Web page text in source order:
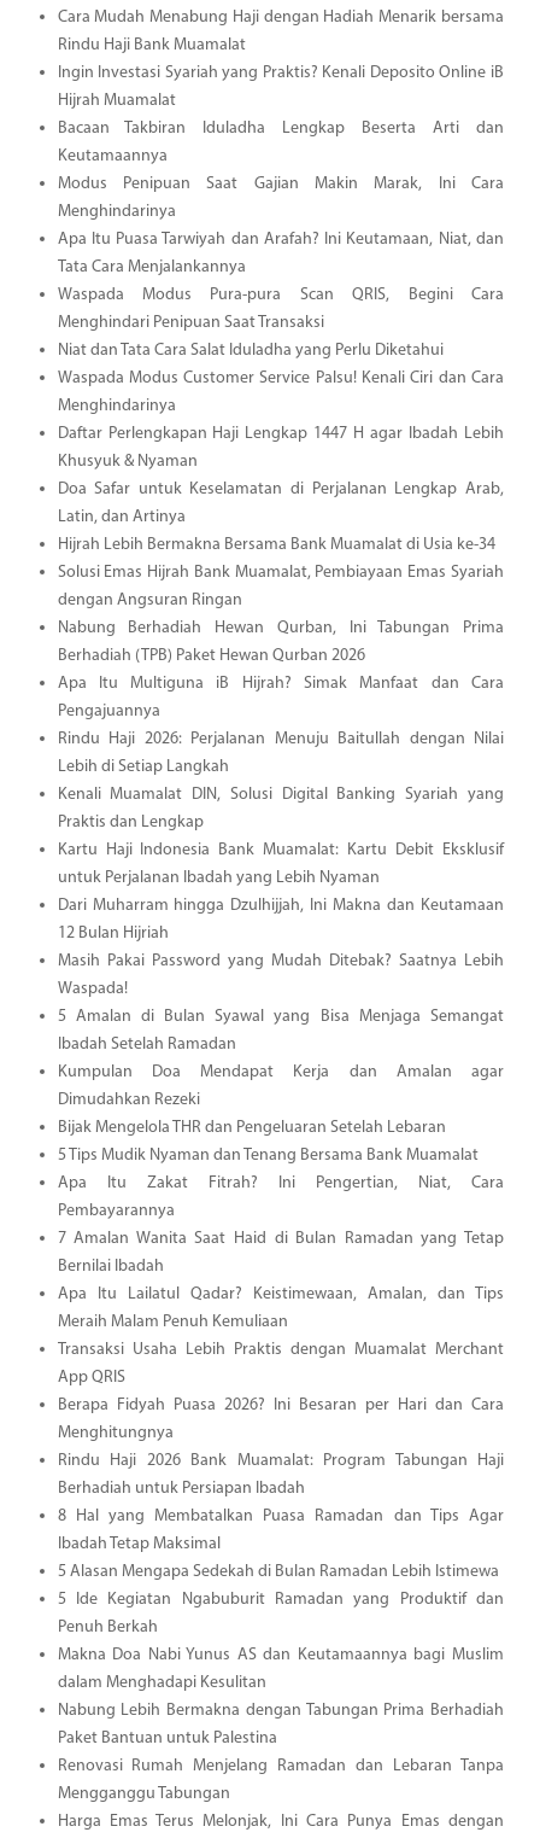
Cara Mudah Menabung Haji dengan Hadiah Menarik bersama
Rindu Haji Bank Muamalat
Ingin Investasi Syariah yang Praktis? Kenali Deposito Online iB
Hijrah Muamalat
Bacaan Takbiran Iduladha Lengkap Beserta Arti dan
Keutamaannya
Modus Penipuan Saat Gajian Makin Marak, Ini Cara
Menghindarinya
Apa Itu Puasa Tarwiyah dan Arafah? Ini Keutamaan, Niat, dan
Tata Cara Menjalankannya
Waspada Modus Pura-pura Scan QRIS, Begini Cara
Menghindari Penipuan Saat Transaksi
Niat dan Tata Cara Salat Iduladha yang Perlu Diketahui
Waspada Modus Customer Service Palsu! Kenali Ciri dan Cara
Menghindarinya
Daftar Perlengkapan Haji Lengkap 1447 H agar Ibadah Lebih
Khusyuk & Nyaman
Doa Safar untuk Keselamatan di Perjalanan Lengkap Arab,
Latin, dan Artinya
Hijrah Lebih Bermakna Bersama Bank Muamalat di Usia ke-34
Solusi Emas Hijrah Bank Muamalat, Pembiayaan Emas Syariah
dengan Angsuran Ringan
Nabung Berhadiah Hewan Qurban, Ini Tabungan Prima
Berhadiah (TPB) Paket Hewan Qurban 2026
Apa Itu Multiguna iB Hijrah? Simak Manfaat dan Cara
Pengajuannya
Rindu Haji 2026: Perjalanan Menuju Baitullah dengan Nilai
Lebih di Setiap Langkah
Kenali Muamalat DIN, Solusi Digital Banking Syariah yang
Praktis dan Lengkap
Kartu Haji Indonesia Bank Muamalat: Kartu Debit Eksklusif
untuk Perjalanan Ibadah yang Lebih Nyaman
Dari Muharram hingga Dzulhijjah, Ini Makna dan Keutamaan
12 Bulan Hijriah
Masih Pakai Password yang Mudah Ditebak? Saatnya Lebih
Waspada!
5 Amalan di Bulan Syawal yang Bisa Menjaga Semangat
Ibadah Setelah Ramadan
Kumpulan Doa Mendapat Kerja dan Amalan agar
Dimudahkan Rezeki
Bijak Mengelola THR dan Pengeluaran Setelah Lebaran
5 Tips Mudik Nyaman dan Tenang Bersama Bank Muamalat
Apa Itu Zakat Fitrah? Ini Pengertian, Niat, Cara
Pembayarannya
7 Amalan Wanita Saat Haid di Bulan Ramadan yang Tetap
Bernilai Ibadah
Apa Itu Lailatul Qadar? Keistimewaan, Amalan, dan Tips
Meraih Malam Penuh Kemuliaan
Transaksi Usaha Lebih Praktis dengan Muamalat Merchant
App QRIS
Berapa Fidyah Puasa 2026? Ini Besaran per Hari dan Cara
Menghitungnya
Rindu Haji 2026 Bank Muamalat: Program Tabungan Haji
Berhadiah untuk Persiapan Ibadah
8 Hal yang Membatalkan Puasa Ramadan dan Tips Agar
Ibadah Tetap Maksimal
5 Alasan Mengapa Sedekah di Bulan Ramadan Lebih Istimewa
5 Ide Kegiatan Ngabuburit Ramadan yang Produktif dan
Penuh Berkah
Makna Doa Nabi Yunus AS dan Keutamaannya bagi Muslim
dalam Menghadapi Kesulitan
Nabung Lebih Bermakna dengan Tabungan Prima Berhadiah
Paket Bantuan untuk Palestina
Renovasi Rumah Menjelang Ramadan dan Lebaran Tanpa
Mengganggu Tabungan
Harga Emas Terus Melonjak, Ini Cara Punya Emas dengan